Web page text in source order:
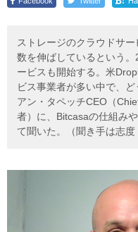
ストレージのクラウドサ
数を伸ばしているという
ービスも開始する。米
ビス事業者が多い中で、
アン・タペッチCEO（
者）に、Bitcasaの仕組み
て聞いた。（聞き手は志度